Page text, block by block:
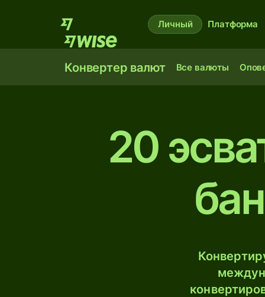
Личный Платформа
Конвертер валют Все валюты
20